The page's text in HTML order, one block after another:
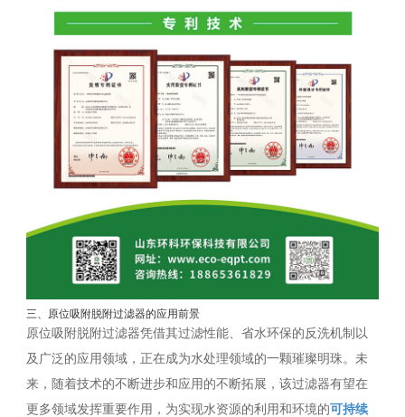
三、原位吸附脱附过滤器的应用前景
原位吸附脱附过滤器凭借其过滤性能、省水环保的反洗机制以
及广泛的应用领域，正在成为水处理领域的一颗璀璨明珠。未
来，随着技术的不断进步和应用的不断拓展，该过滤器有望在
更多领域发挥重要作用，为实现水资源的利用和环境的可持续